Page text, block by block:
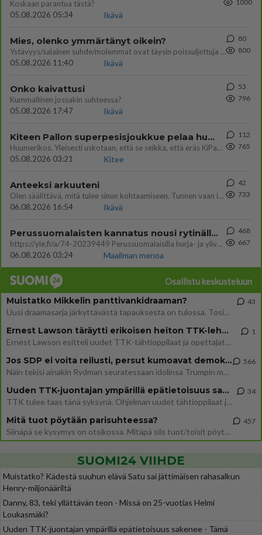
Koskaan parantua tästä?
05.08.2026 05:34
Ikävä
1000
Mies, olenko ymmärtänyt oikein?
Ystävyys/salainen suhde/molemmat ovat täysin poissuljettuja asioita? Nainen
05.08.2026 11:40
Ikävä
80
800
Onko kaivattusi
Kummallinen jossakin suhteessa?
05.08.2026 17:47
Ikävä
53
796
Kiteen Pallon superpesisjoukkue pelaa huumeiden vaikutuksen alaisena
Huumerikos. Yleisesti uskotaan, että se seikka, että eräs KiPan pelaaja kärähtää huumeista, on vain jäävuoren huippu. M
05.08.2026 03:21
Kitee
112
765
Anteeksi arkuuteni
Olen säälittävä, mitä tulee sinun kohtaamiseen. Tunnen vaan itseni todella epävarmaksi sun kanssa. Jos minun olisi pitän
06.08.2026 16:54
Ikävä
42
733
Perussuomalaisten kannatus nousi rytinällä Ylen tänään julkaisemassa tuoreimmassa gallup-kyselyssä.
https://yle.fi/a/74-20239449 Perussuomalaisilla hurja- ja ylivoimaisesti suurin nousu tässä uudessa Ylen gallupissa. Kyl
06.08.2026 03:24
Maailman menoa
468
667
Osallistu keskusteluun
Muistatko Mikkelin panttivankidraaman?
Uusi draamasarja järkyttävästä tapauksesta on tulossa. Tositapahtumiin perustuva sarja ammentaa vuoden 1986 Mikkelin pan
43
Ernest Lawson täräytti erikoisen heiton TTK-lehdistötilaisuudessa: " Onko tässä tarkoituksena...?"
Ernest Lawson esitteli uudet TTK-tähtioppilaat ja opettajat torstaina 6.8. lehdistölle. Tulevalla kaudella on yksi hausk
1
Jos SDP ei voita reilusti, persut kumoavat demokratian Suomesta
Näin tekisi ainakin Rydman seuratessaan idolinsa Trumpin mallia https://www.is.fi/politiikka/art-2000012187244.html
566
Uuden TTK-juontajan ympärillä epätietoisuus sakenee - Nyt MTV hämmentää soppaa
TTK tulee taas tänä syksynä. Ohjelman uudet tähtioppilaat julkistetaan torstaina 6. elokuuta klo 14 alkavassa lehdistö
34
Mitä tuot pöytään parisuhteessa?
Siinäpä se kysymys on otsikossa. Mitäpä siis tuot/toisit pöytään parisuhteessa? Oletko mies vai nainen? Koetko sen mitä
457
SUOMI24 VIIHDE
Muistatko? Kädestä suuhun elävä Satu sai jättimäisen rahasalkun
Henry-miljonääriltä
Danny, 83, teki yllättävän teon - Missä on 25-vuotias Helmi
Loukasmäki?
Uuden TTK-juontajan ympärillä epätietoisuus sakenee - Tämä